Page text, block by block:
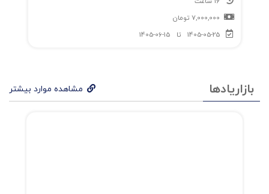
فصل سوم: سه سؤال اساسی مذاکره؛
چرا آن‌ها باید با من مذاکره کنند؟
7,000,000 تومان
1405-05-25
تا 1405-06-15
بازاریادها مشاهده موارد بیشتر